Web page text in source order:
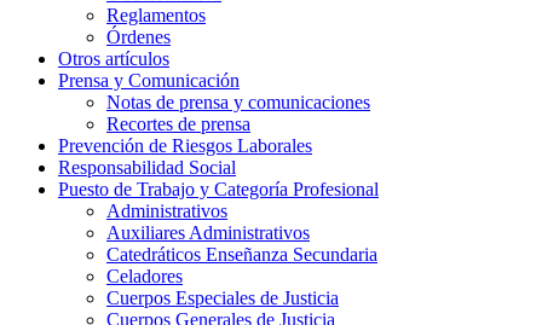
Reglamentos
Órdenes
Otros artículos
Prensa y Comunicación
Notas de prensa y comunicaciones
Recortes de prensa
Prevención de Riesgos Laborales
Responsabilidad Social
Puesto de Trabajo y Categoría Profesional
Administrativos
Auxiliares Administrativos
Catedráticos Enseñanza Secundaria
Celadores
Cuerpos Especiales de Justicia
Cuerpos Generales de Justicia